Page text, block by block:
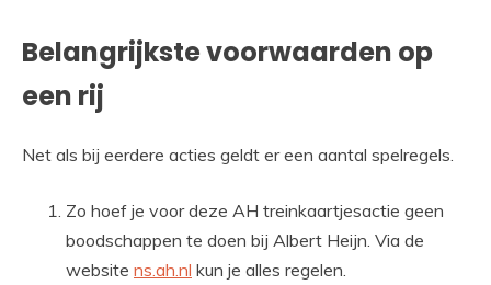
Belangrijkste voorwaarden op
een rij
Net als bij eerdere acties geldt er een aantal spelregels.
Zo hoef je voor deze AH treinkaartjesactie geen
boodschappen te doen bij Albert Heijn. Via de
website ns.ah.nl kun je alles regelen.